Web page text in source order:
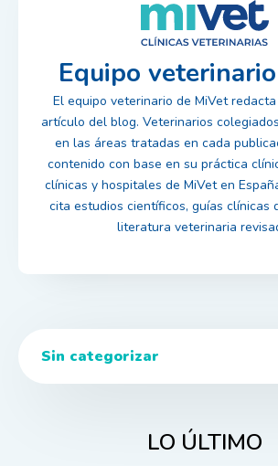
Equipo
El equipo veterinario de MiVet
artículo del blog. Veterinarios
en las áreas tratadas en cada
contenido con base en su práctica
clínicas y hospitales de MiVet en
cita estudios científicos, guías clínicas
literatura veterinaria
Sin categorizar
LO ÚLTIMO